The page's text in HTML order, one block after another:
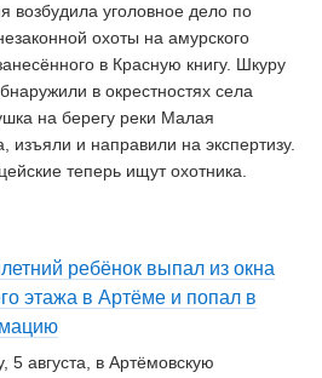
возбудила уголовное дело по
охоты на амурского
в Красную книгу. Шкуру
в окрестностях села
на берегу реки Малая
изъяли и направили на экспертизу.
теперь ищут охотника.
ребёнок выпал из окна
этажа в Артёме и попал в
5 августа, в Артёмовскую